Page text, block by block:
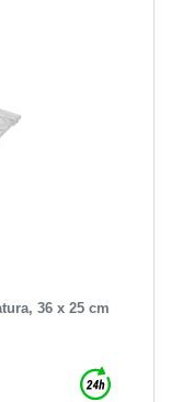
36 x 25 cm